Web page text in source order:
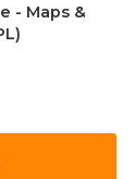
- Maps &